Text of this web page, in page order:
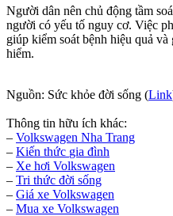
Người dân nên chủ động tầm
người có yếu tố nguy cơ. Việc
giúp kiểm soát bệnh hiệu quả
hiểm.
Nguồn: Sức khỏe đời sống (Link
Thông tin hữu ích khác:
– Volkswagen Nha Trang
– Kiến thức gia đình
– Xe hơi Volkswagen
– Tri thức đời sống
– Giá xe Volkswagen
– Mua xe Volkswagen